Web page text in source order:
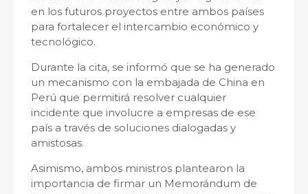
en los futuros proyectos entre ambos países
para fortalecer el intercambio económico y
tecnológico.
Durante la cita, se informó que se ha generado
un mecanismo con la embajada de China en
Perú que permitirá resolver cualquier
incidente que involucre a empresas de ese
país a través de soluciones dialogadas y
amistosas.
Asimismo, ambos ministros plantearon la
importancia de firmar un Memorándum de